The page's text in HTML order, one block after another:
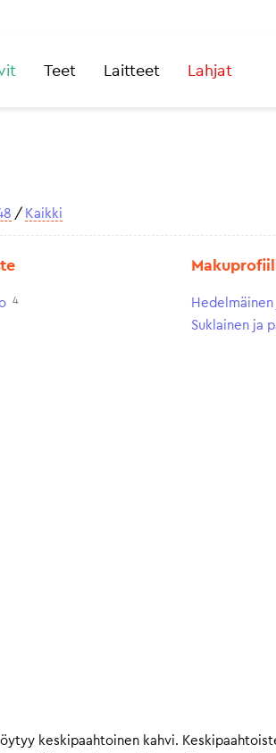
Teet Laitteet Lahjat
/ Kaikki
4 Hedelmäinen
Suklainen ja
keskipaahtoinen kahvi.